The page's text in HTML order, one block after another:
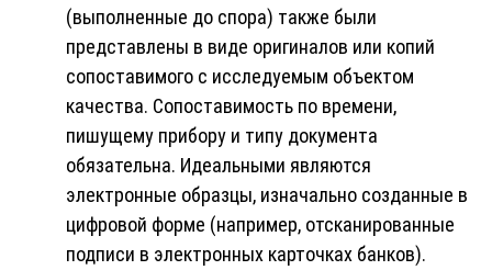
(выполненные до спора) также были
представлены в виде оригиналов или копий
сопоставимого с исследуемым объектом
качества. Сопоставимость по времени,
пишущему прибору и типу документа
обязательна. Идеальными являются
электронные образцы, изначально созданные в
цифровой форме (например, отсканированные
подписи в электронных карточках банков).